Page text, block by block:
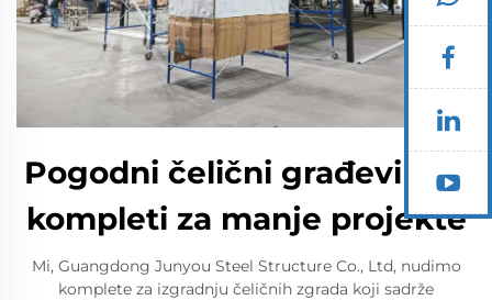
Pogodni čelični građevinski
kompleti za manje projekte
Mi, Guangdong Junyou Steel Structure Co., Ltd, nudimo
komplete za izgradnju čeličnih zgrada koji sadrže